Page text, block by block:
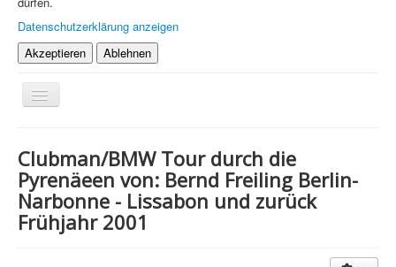
Datenschutzerklärung anzeigen
Akzeptieren
Ablehnen
Navigation
an/aus
Technik
Forum
Treffen & Touren
Clubman/BMW Tour durch die
Pyrenäeen von: Bernd Freiling Berlin-
Narbonne - Lissabon und zurück
Frühjahr 2001